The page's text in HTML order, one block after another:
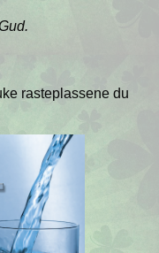
rasteplassene du